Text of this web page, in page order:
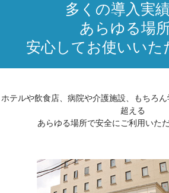
多くの導入実
あらゆる場
安心してお使いいた
ホテルや飲食店、病院や介護施設、もちろ
超える
あらゆる場所で安全にご利用いた